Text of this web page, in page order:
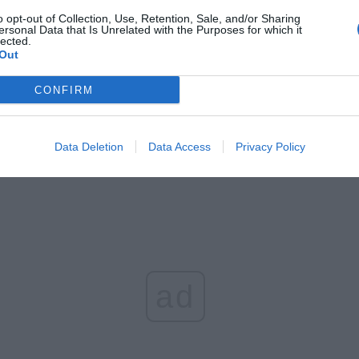
opt-out of Collection, Use, Retention, Sale, and/or Sharing
Data that Is Unrelated with the Purposes for which it
CONFIRM
Data Deletion Data Access Privacy Policy
bogatą trasę, doskonałą opiekę przewodnicką i
2018 rokuw pierwszej części programu zwiedzimy
modlińskie, które skrywają wiele skarbów. Bardzo szczegółowo
i otoczenie zewnętrzne koszar. Po obiedzie, czyli ok. 15 – ej w